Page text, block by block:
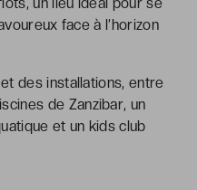
face à l’horizon
des installations, entre
de Zanzibar, un
et un kids club